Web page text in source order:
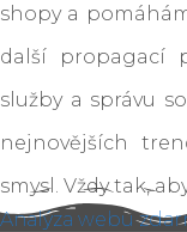
shopy a
další propagací
služby a správu
nejnovějších
smysl. Vždy tak,
Analýza webu